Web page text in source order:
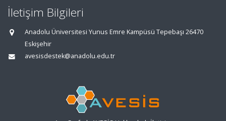
İletişim Bilgileri
Anadolu Üniversitesi Yunus Emre Kampüsü Tepebaşı 26470
Eskişehir
avesisdestek@anadolu.edu.tr